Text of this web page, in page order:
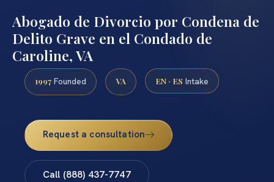
Abogado de Divorcio por Condena de
Delito Grave en el Condado de
Caroline, VA
1997 Founded VA EN · ES Intake
Request a consultation
Call (888) 437-7747